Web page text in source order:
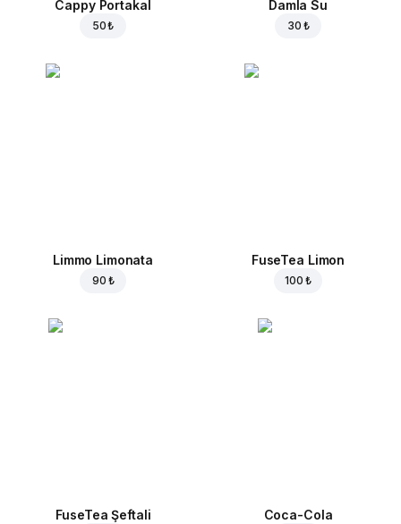
Cappy Portakal
50 ₺
Damla Su
30 ₺
Limmo Limonata
90 ₺
FuseTea Limon
100 ₺
FuseTea Şeftali Coca-Cola